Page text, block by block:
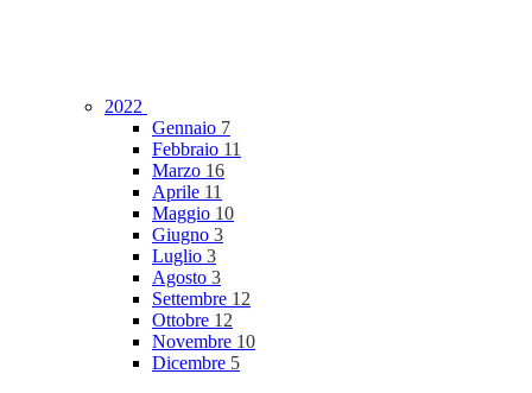
2022
Gennaio 7
Febbraio 11
Marzo 16
Aprile 11
Maggio 10
Giugno 3
Luglio 3
Agosto 3
Settembre 12
Ottobre 12
Novembre 10
Dicembre 5